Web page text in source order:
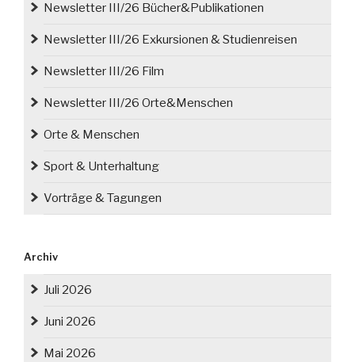
Newsletter III/26 Bücher&Publikationen
Newsletter III/26 Exkursionen & Studienreisen
Newsletter III/26 Film
Newsletter III/26 Orte&Menschen
Orte & Menschen
Sport & Unterhaltung
Vorträge & Tagungen
Archiv
Juli 2026
Juni 2026
Mai 2026